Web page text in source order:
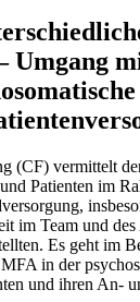
Umgang
(CF) vermittelt
Patienten im
im Team und
Es geht im
in der
und ihren An-